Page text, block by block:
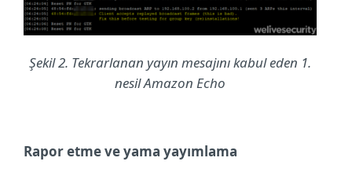
Şekil 2. Tekrarlanan yayın mesajını kabul eden 1.
nesil Amazon Echo
Rapor etme ve yama yayımlama